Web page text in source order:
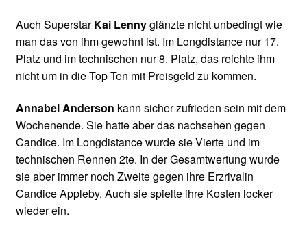
Auch SuperstarKai Lennyglänzte nicht unbedingt wie
man das von ihm gewohnt ist. Im Longdistance nur 17.
Platz und im technischen nur 8. Platz, das reichte ihm
nicht um in die Top Ten mit Preisgeld zu kommen.
Annabel Anderson kann sicher zufrieden sein mit dem
Wochenende. Sie hatte aber das nachsehen gegen
Candice. Im Longdistance wurde sie Vierte und im
technischen Rennen 2te. In der Gesamtwertung wurde
sie aber immer noch Zweite gegen ihre Erzrivalin
Candice Appleby. Auch sie spielte ihre Kosten locker
wieder ein.